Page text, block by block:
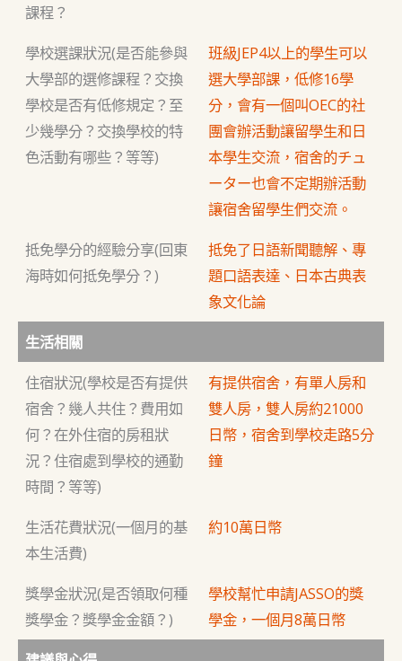
課程？
學校選課狀況(是否能參與
大學部的選修課程？交換
學校是否有低修規定？至
少幾學分？交換學校的特
色活動有哪些？等等)
班級JEP4以上的學生可以
選大學部課，低修16學
分，會有一個叫OEC的社
團會辦活動讓留學生和日
本學生交流，宿舍的チュ
ーター也會不定期辦活動
讓宿舍留學生們交流。
抵免學分的經驗分享(回東
海時如何抵免學分？)
抵免了日語新聞聽解、專
題口語表達、日本古典表
象文化論
生活相關
住宿狀況(學校是否有提供
宿舍？幾人共住？費用如
何？在外住宿的房租狀
況？住宿處到學校的通勤
時間？等等)
有提供宿舍，有單人房和
雙人房，雙人房約21000
日幣，宿舍到學校走路5分
鐘
生活花費狀況(一個月的基
本生活費)
約10萬日幣
獎學金狀況(是否領取何種
獎學金？獎學金金額？)
學校幫忙申請JASSO的獎
學金，一個月8萬日幣